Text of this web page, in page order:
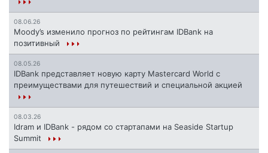
08.06.26
Moody’s изменило прогноз по рейтингам IDBank на
позитивный
08.05.26
IDBank представляет новую карту Mastercard World с
преимуществами для путешествий и специальной акцией
08.03.26
Idram и IDBank - рядом со стартапами на Seaside Startup
Summit